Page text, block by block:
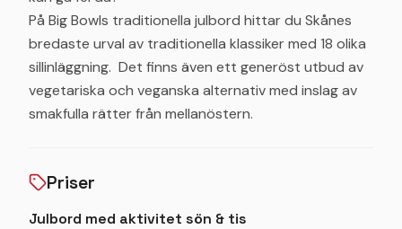
På Big Bowls traditionella julbord hittar du Skånes
bredaste urval av traditionella klassiker med 18 olika
sillinläggning. Det finns även ett generöst utbud av
vegetariska och veganska alternativ med inslag av
smakfulla rätter från mellanöstern.
Priser
Julbord med aktivitet sön & tis